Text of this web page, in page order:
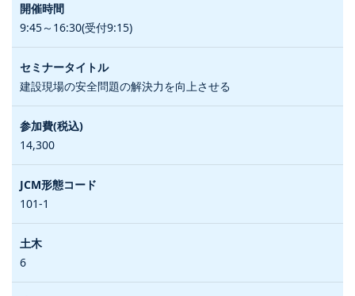
9:45～16:30(受付9:15)
建設現場の安全問題の解決力を向上させる
14,300
101-1
6